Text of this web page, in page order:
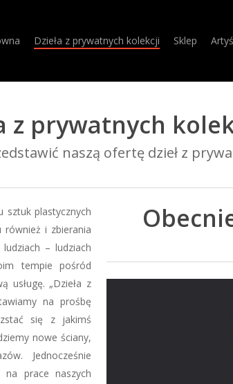
Dzieła z prywatnych kolekcji Sklep
z prywatnych
naszą ofertę dzieł z
sztuk plastycznych
i zbierania
– ludziach
tempie pośród
usługę. „Dzieła z
na prośbę
się z jakimś
nowe ściany,
Jednocześnie
prace naszych